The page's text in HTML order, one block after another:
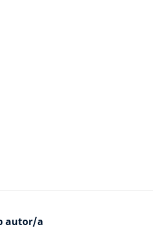
autor/a